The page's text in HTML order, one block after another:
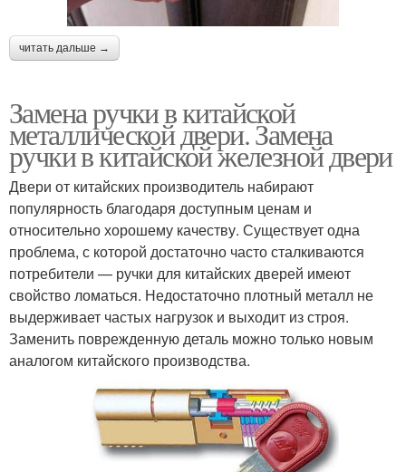
читать дальше →
Замена ручки в китайской
металлической двери. Замена
ручки в китайской железной двери
Двери от китайских производитель набирают
популярность благодаря доступным ценам и
относительно хорошему качеству. Существует одна
проблема, с которой достаточно часто сталкиваются
потребители — ручки для китайских дверей имеют
свойство ломаться. Недостаточно плотный металл не
выдерживает частых нагрузок и выходит из строя.
Заменить поврежденную деталь можно только новым
аналогом китайского производства.